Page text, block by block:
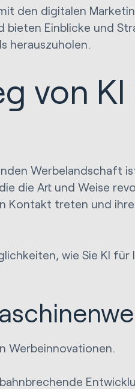
den digitalen
bieten Einblicke und
herauszuholen.
von
Werbelandschaft
die Art und Weise
Kontakt treten und
wie Sie KI für
Werbeinnovationen.